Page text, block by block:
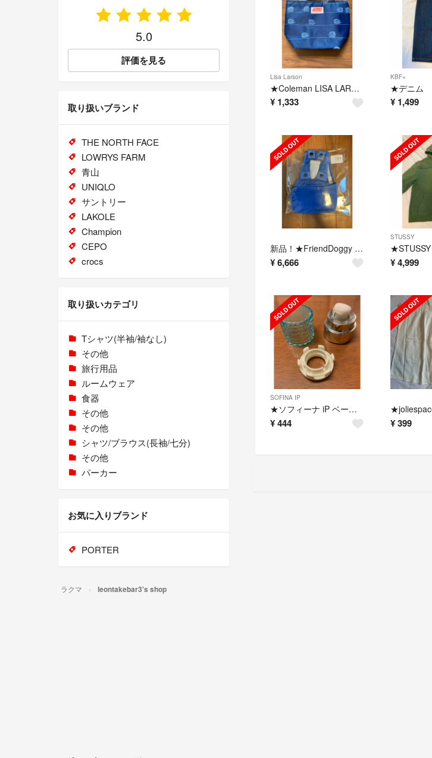
Lisa Larson
★Coleman LISA LARSON ハリネズミ柄 付録 保冷バッグ★
¥ 1,333
KBF+
¥ 1,499
新品！★FriendDoggy うんコロキャッチSサイズ★
¥6,666
STUSSY
¥4,999
SOFINA IP
★ソフィーナ iP ベースケア セラム 土台美容液 レフィル用パーツ★③
¥444 ¥399
5.0
評価を見る
取り扱いブランド
THE NORTH FACE
LOWRYS FARM
青山
UNIQLO
サントリー
LAKOLE
Champion
CEPO
crocs
取り扱いカテゴリ
Tシャツ(半袖/袖なし)
その他
旅行用品
ルームウェア
食器
その他
その他
シャツ/ブラウス(長袖/七分)
その他
パーカー
お気に入りブランド
PORTER
ラクマ leontakebar3's shop